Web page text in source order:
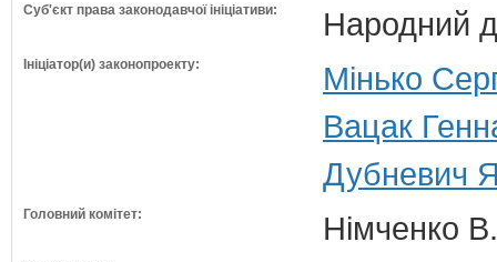
Суб'єкт права законодавчої ініціативи: Народний
Ініціатор(и) законопроекту:
Мінько
Вацак
Дубневич
Головний комітет: Німченко